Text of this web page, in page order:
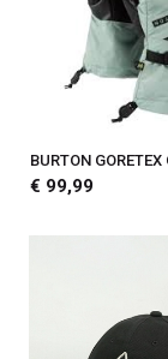
BURTON GORETEX
€ 99,99